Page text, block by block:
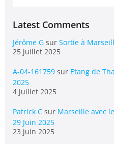
Latest Comments
Jérôme G sur Sortie à
25 juillet 2025
A-04-161759 sur Etang de
2025
4 juillet 2025
Patrick C sur Marseille avec
29 Juin 2025
23 juin 2025